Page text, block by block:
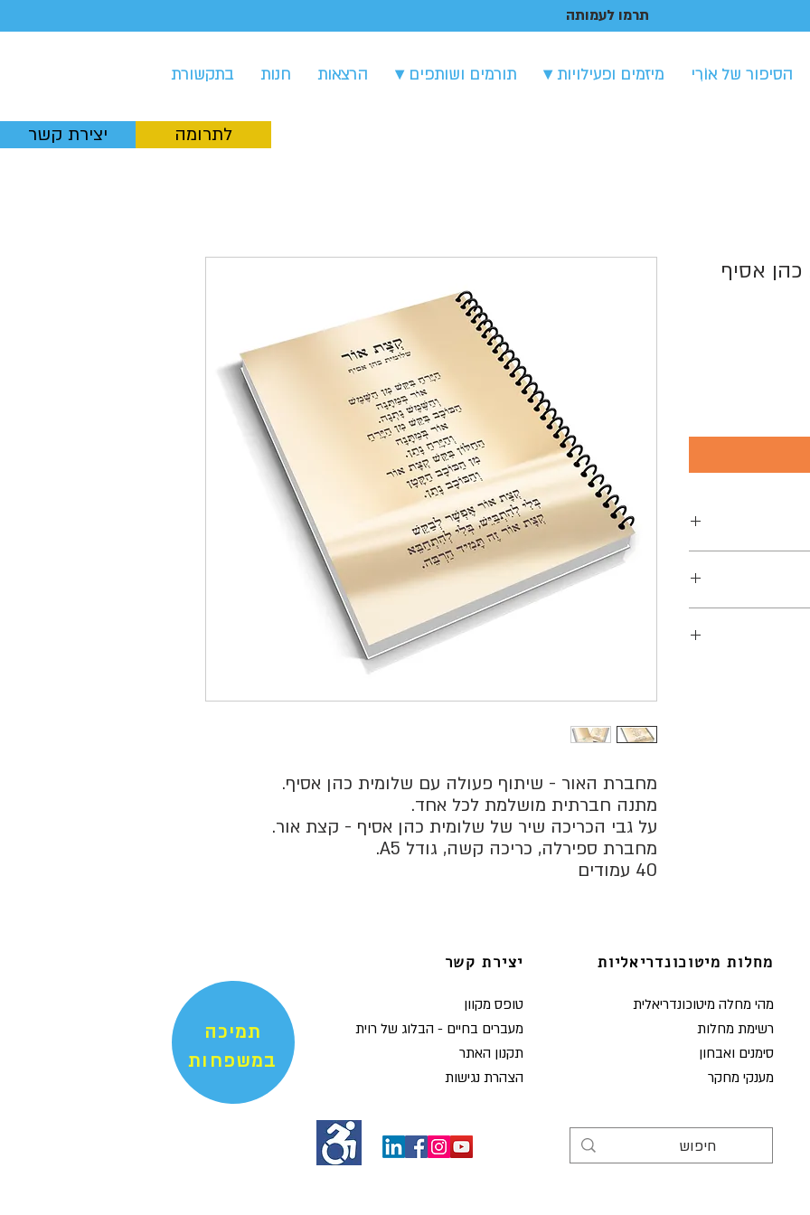
יצירת קשר לתרומה
תרמו לעמותה
הסיפור של אוֹרִי מיזמים ופעילויות ▾ תורמים ושותפים ▾ הרצאות חנות בתקשורת
מחברת האור - שיתוף פעולה עם שלומית כהן אסיף.
מתנה חברתית מושלמת לכל אחד.
על גבי הכריכה שיר של שלומית כהן אסיף - קצת אור.
מחברת ספירלה, כריכה קשה, גודל A5.
40 עמודים
אסיף
תמיכה
במשפחות
יצירת קשר
טופס מקוון
מעברים בחיים - הבלוג של רוית
תקנון האתר
הצהרת נגישות
מחלות מיטוכונדריאליות
מהי מחלה מיטוכונדריאלית
רשימת מחלות
סימנים ואבחון
מענקי מחקר